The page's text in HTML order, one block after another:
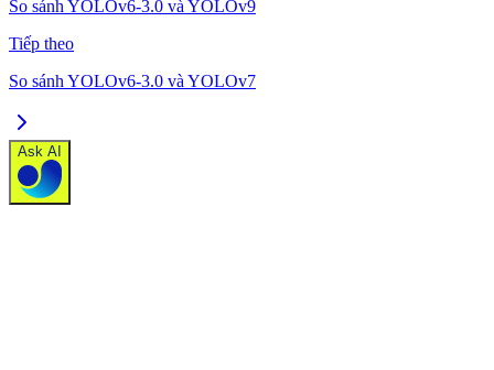
So sánh YOLOv6-3.0 và YOLOv9
Tiếp theo
So sánh YOLOv6-3.0 và YOLOv7
Ask AI